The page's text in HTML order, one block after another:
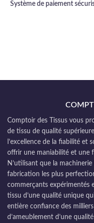
Système de paiement
Comptoir des Tissus vous
de tissu de qualité
l’excellence de la fiabilité et
offrir une maniabilité et une
N’utilisant que la
fabrication les plus
commerçants expérimentés
tissu d’une qualité unique
entière confiance des
d’ameublement d’une